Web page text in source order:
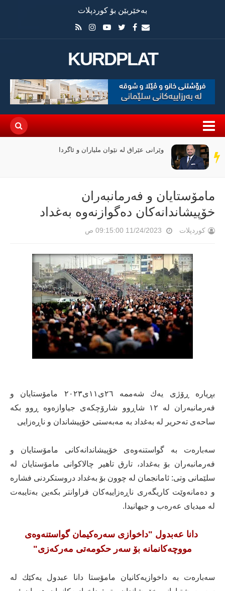
بەخێربێن بۆ کوردپلات
KURDPLAT
سەر
دێڕ
وێرانی عێراق لە نێوان ملیاران و ئاگردا
مامۆستایان و فەرمانبەران
خۆپیشاندانەکان دەگوازنەوە بەغداد
کوردپلات 11/24/2023 09:15:00 ص
بڕیارە ڕۆژی یەك شەممە ٢٦ی١١ی٢٠٢٣ مامۆستایان و
فەرمانبەران لە ١٢ شاڕوو شارۆچکەی جیاوازەوە ڕوو بکە
ساحەی تەحریر لە بەغداد بە مەبەستی خۆپیشاندان و ناڕەزایی
سەبارەت بە گواستنەوەی خۆپیشاندانەکانی مامۆستایان و
فەرمانبەران بۆ بەغداد، تارق تاهیر چالاکوانی مامۆستایان لە
سلێمانی وتی: ئامانجمان لە چوون بۆ بەغداد دروستکردنی فشارە
و دەمانەوێت کاریگەری ناڕەزاییەکان فراوانتر بکەین بەتایبەت
لە میدیای عەرەب و جیهانیدا.
دانا عەبدول "داخوازی سەرەکیمان گواستنەوەی
مووچەکانمانە بۆ سەر حکومەتی مەرکەزی"
سەبارەت بە داخوازیەکانیان مامۆستا دانا عبدول یەکێك لە